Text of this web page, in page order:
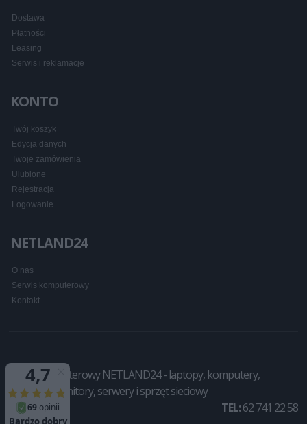
Dostawa
Płatności
Leasing
Serwis i reklamacje
KONTO
Twój koszyk
Edycja danych
Twoje zamówienia
Ulubione
Rejestracja
Logowanie
NETLAND24
O nas
Serwis komputerowy
Kontakt
Sklep komputerowy NETLAND24 - laptopy, komputery,
drukarki, monitory, serwery i sprzęt sieciowy
TEL:62 741 22 58